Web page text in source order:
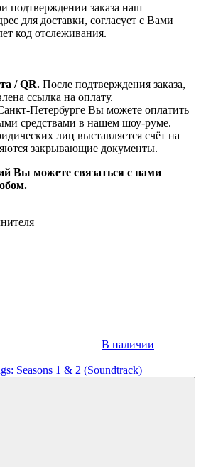
подтверждении заказа наш
для доставки, согласует с Вами
код отслеживания.
/ QR. После подтверждения заказа,
ссылка на оплату.
Петербурге Вы можете оплатить
средствами в нашем шоу-руме.
лиц выставляется счёт на
закрывающие документы.
Вы можете связаться с нами
В наличии
Seasons 1 & 2 (Soundtrack)